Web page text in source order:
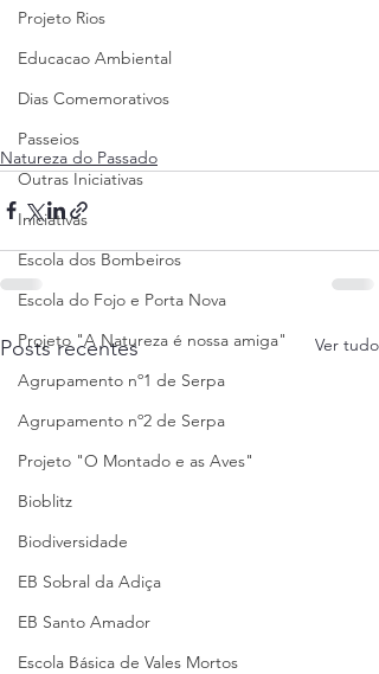
Projeto Rios
Educacao Ambiental
Dias Comemorativos
Passeios
Outras Iniciativas
Iniciativas
Escola dos Bombeiros
Escola do Fojo e Porta Nova
Projeto "A Natureza é nossa amiga"
Agrupamento nº1 de Serpa
Agrupamento nº2 de Serpa
Projeto "O Montado e as Aves"
Bioblitz
Biodiversidade
EB Sobral da Adiça
EB Santo Amador
Escola Básica de Vales Mortos
Natureza do Passado
Posts recentes Ver tudo